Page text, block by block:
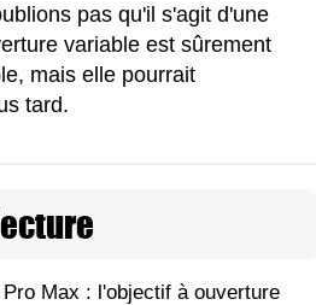
pas qu'il s'agit d'une
variable est sûrement
mais elle pourrait
tard.
Pro Max : l'objectif à ouverture